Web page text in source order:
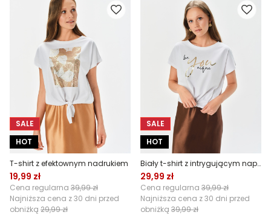
SALE
HOT
T-shirt z efektownym nadrukiem
19,99 zł
Cena regularna 39,99 zł
Najniższa cena z 30 dni przed
obniżką 29,99 zł
SALE
HOT
Biały t-shirt z intrygującym napisem
29,99 zł
Cena regularna 39,99 zł
Najniższa cena z 30 dni przed
obniżką 39,99 zł